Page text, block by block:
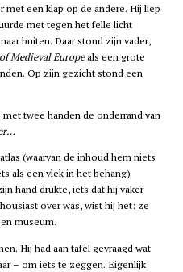
met een klap op de andere. Hij liep
met tegen het felle licht
buiten. Daar stond zijn vader,
Medieval Europeals een grote
Op zijn gezicht stond een
twee handen de onderrand van
(waarvan de inhoud hem niets
als een vlek in het behang)
hand drukte, iets dat hij vaker
over was, wist hij het: ze
museum.
Hij had aan tafel gevraagd wat
– om iets te zeggen. Eigenlijk